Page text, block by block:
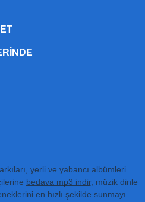
yerli ve yabancı albümleri
bedava mp3 indir, müzik dinle
en hızlı şekilde sunmayı